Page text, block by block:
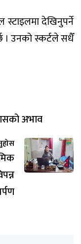
देखिनुपर्ने
। उनको स्कर्टले सधैँ
अभाव